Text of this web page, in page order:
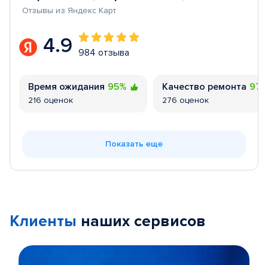
Отзывы из Яндекс Карт
4.9 984 отзыва
Время ожидания 95%
216 оценок
Качество ремонта
276 оценок
Показать еще
Клиенты наших сервисов